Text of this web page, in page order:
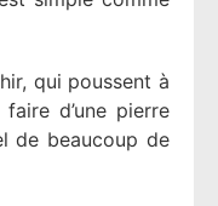
qui poussent à
d’une pierre
de beaucoup de